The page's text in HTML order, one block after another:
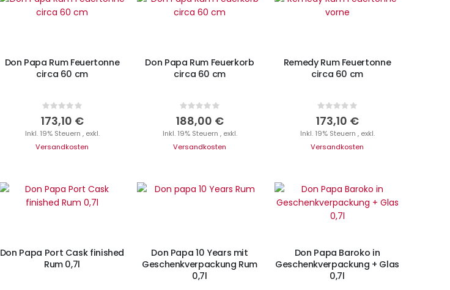
IN DEN WARENKORB
Don Papa Rum Feuertonne
circa 60 cm
Rating:
0%
173,10 €
Inkl. 19% Steuern , exkl.
Versandkosten
IN DEN WARENKORB
Don Papa Rum Feuerkorb
circa 60 cm
Rating:
0%
188,00 €
Inkl. 19% Steuern , exkl.
Versandkosten
IN DEN WARENKORB
Remedy Rum Feuertonne
circa 60 cm
Rating:
0%
173,10 €
Inkl. 19% Steuern , exkl.
Versandkosten
Nicht auf Lager
Don Papa Port Cask finished
Rum 0,7l
Nicht auf Lager
Don Papa 10 Years mit
Geschenkverpackung Rum
0,7l
Nicht auf Lager
Don Papa Baroko in
Geschenkverpackung + Glas
0,7l